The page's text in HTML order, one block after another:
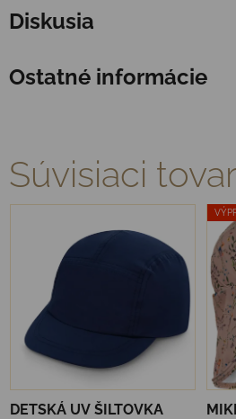
Diskusia
Ostatné informácie
Súvisiaci tovar
DETSKÁ UV ŠILTOVKA